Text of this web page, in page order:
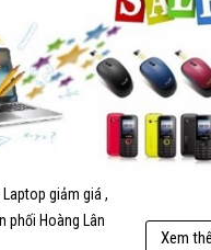
giảm giá ,
phối Hoàng Lân
Xem